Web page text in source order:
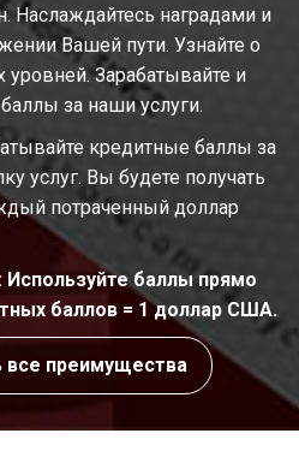
Наслаждайтесь наградами и
Вашей пути. Узнайте о
Зарабатывайте и
за наши услуги.
кредитные баллы за
услуг. Вы будете получать
потраченный доллар
Используйте баллы прямо
баллов = 1 доллар США.
все преимущества